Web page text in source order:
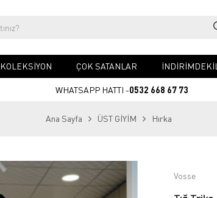
KOLEKSİYON ÇOK SATANLAR
WHATSAPP HATTI -0532 668 67 73
Ana Sayfa ÜST GİYİM Hırka
Vosse